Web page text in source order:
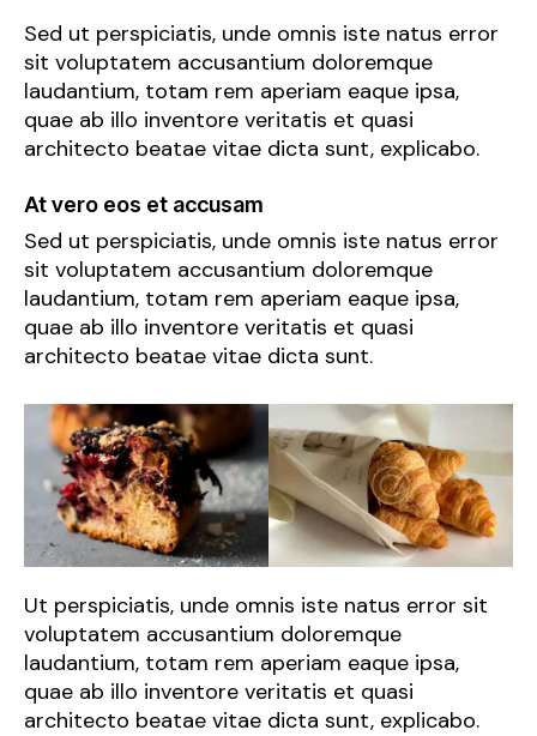
Sed ut perspiciatis, unde omnis iste natus error
sit voluptatem accusantium doloremque
laudantium, totam rem aperiam eaque ipsa,
quae ab illo inventore veritatis et quasi
architecto beatae vitae dicta sunt, explicabo.
At vero eos et accusam
Sed ut perspiciatis, unde omnis iste natus error
sit voluptatem accusantium doloremque
laudantium, totam rem aperiam eaque ipsa,
quae ab illo inventore veritatis et quasi
architecto beatae vitae dicta sunt.
Ut perspiciatis, unde omnis iste natus error sit
voluptatem accusantium doloremque
laudantium, totam rem aperiam eaque ipsa,
quae ab illo inventore veritatis et quasi
architecto beatae vitae dicta sunt, explicabo.